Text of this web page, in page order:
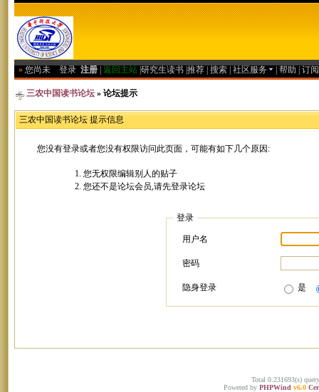
» 您尚未 登录 注册 返回主站 研究生读书 推荐 搜索 社区服务 帮助 订
三农中国读书论坛 » 论坛提示
三农中国读书论坛 提示信息
您没有登录或者您没有权限访问此页面，可能有如下几个原因:
您无权限编辑别人的贴子
您还不是论坛会员,请先登录论坛
登录
用户名
密码
隐身登录 是
Total 0.231693(s)
Powered by PHPWind v6.0